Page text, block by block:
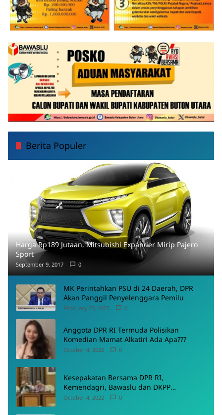
Berita Populer
Harga Rp189 Jutaan, Mitsubishi Expander Mirip Pajero
Sport
September 9, 2017 0
MK Perintahkan PSU di 24 Daerah, DPR
Akan Panggil Penyelenggara Pemilu
February 25, 2025 0
Anggota DPR RI Termuda Polisikan
Komedian Mamat Alkatiri Ada Apa???
October 4, 2022 0
Kesepakatan Bersama DPR RI,
Kemendagri, Bawaslu dan DKPP
Menyepakati Rancangan PKPU
October 4, 2022 0